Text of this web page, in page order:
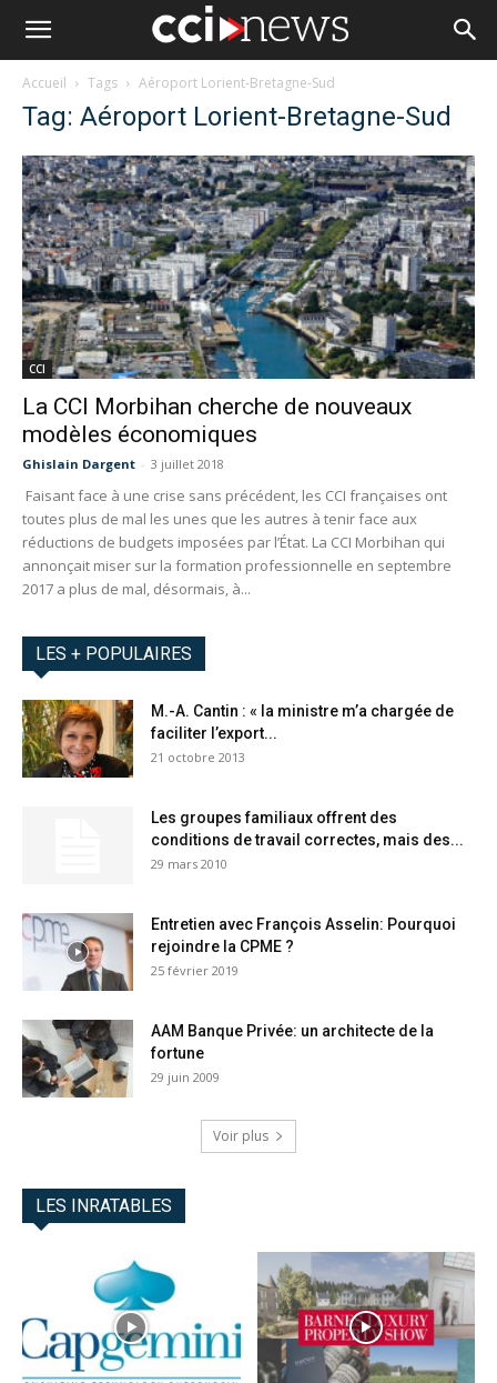
Accueil Tags Aéroport Lorient-Bretagne-Sud
Tag: Aéroport Lorient-Bretagne-Sud
CCI
La CCI Morbihan cherche de nouveaux
modèles économiques
Ghislain Dargent - 3 juillet 2018
Faisant face à une crise sans précédent, les CCI françaises ont
toutes plus de mal les unes que les autres à tenir face aux
réductions de budgets imposées par l’État. La CCI Morbihan qui
annonçait miser sur la formation professionnelle en septembre
2017 a plus de mal, désormais, à...
LES + POPULAIRES
M.-A. Cantin : « la ministre m’a chargée de
faciliter l’export...
21 octobre 2013
Les groupes familiaux offrent des
conditions de travail correctes, mais des...
29 mars 2010
Entretien avec François Asselin: Pourquoi
rejoindre la CPME ?
25 février 2019
AAM Banque Privée: un architecte de la
fortune
29 juin 2009
Voir plus
LES INRATABLES